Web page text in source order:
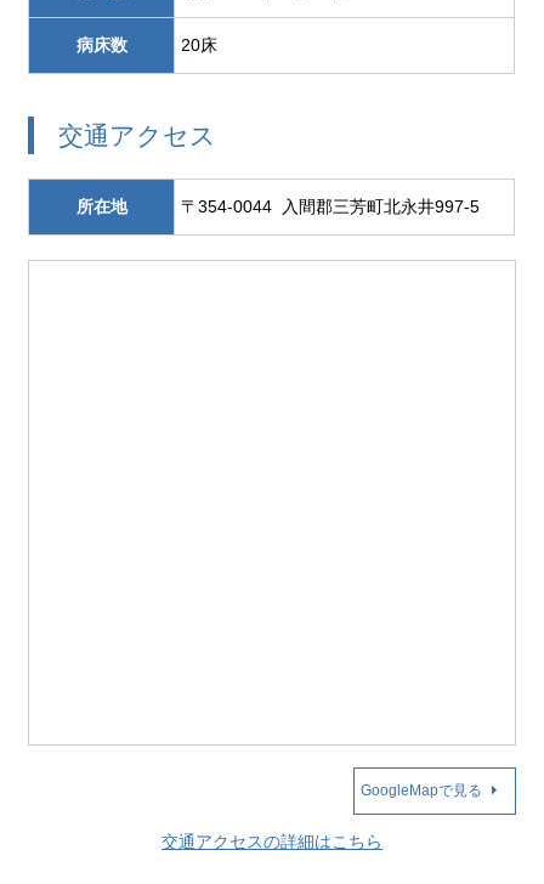
病床数 20床
交通アクセス
所在地 〒354-0044 入間郡三芳町北永井997-5
GoogleMapで見る
交通アクセスの詳細はこちら